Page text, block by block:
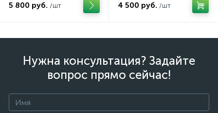
5 800 руб. /шт 4 500 руб. /шт
Нужна консультация? Задайте
вопрос прямо сейчас!